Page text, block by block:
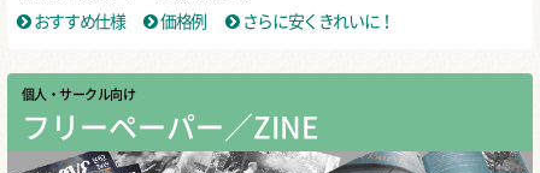
おすすめ仕様
価格例 さらに安くきれいに！
個人・サークル向け
フリーペーパー／ZINE